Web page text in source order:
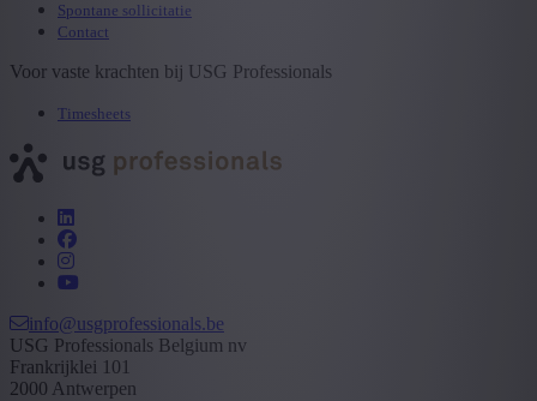
Spontane sollicitatie
Contact
Voor vaste krachten bij USG Professionals
Timesheets
info@usgprofessionals.be
USG Professionals Belgium nv
Frankrijklei 101
2000 Antwerpen